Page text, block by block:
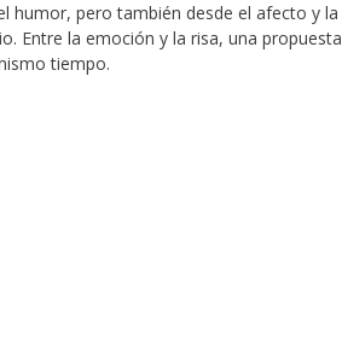
humor, pero también desde el afecto y la
Entre la emoción y la risa, una propuesta
tiempo.